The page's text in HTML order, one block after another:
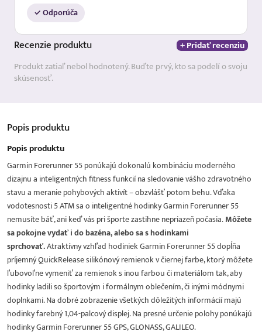
✓ Odporúča
Recenzie produktu
+ Pridať recenziu
Produkt zatiaľ nebol hodnotený. Buďte prvý, kto sa podelí o svoju
skúsenosť.
Popisproduktu
Popis produktu
Garmin Forerunner 55 ponúkajú dokonalú kombináciu moderného
dizajnu a inteligentných fitness funkcií na sledovanie vášho zdravotného
stavu a meranie pohybových aktivít – obzvlášť potom behu. Vďaka
vodotesnosti 5 ATM sa o inteligentné hodinky Garmin Forerunner 55
nemusíte báť, ani keď vás pri športe zastihne nepriazeň počasia.Môžete
sa pokojne vydať i do bazéna, alebo sa s hodinkami
sprchovať.Atraktívny vzhľad hodiniek Garmin Forerunner 55 dopĺňa
príjemný QuickRelease silikónový remienok v čiernej farbe, ktorý môžete
ľubovoľne vymeniť za remienok s inou farbou či materiálom tak, aby
hodinky ladili so športovým i formálnym oblečením, či inými módnymi
doplnkami. Na dobré zobrazenie všetkých dôležitých informácií majú
hodinky farebný 1,04-palcový displej. Na presné určenie polohy ponúkajú
hodinky Garmin Forerunner 55 GPS, GLONASS, GALILEO.